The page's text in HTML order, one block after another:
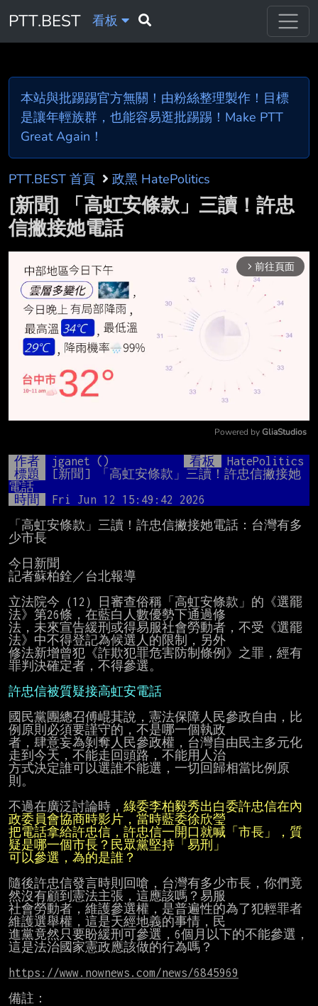
PTT.BEST 看板
本站與批踢踢官方無關！由粉絲整理製作！目標
是讓年輕族群，也能容易逛批踢踢！Make PTT
Great Again！
PTT.BEST 首頁 政黑 HatePolitics
[新聞] 「高虹安條款」三讀！許忠
信撇接她電話
arrow_forward_ios 前往頁面
Mute
Powered by GliaStudios
作者 jganet () 看板
HatePolitics
標題
[新聞] 「高虹安條款」三讀！許忠信撇接她
電話
時間
Fri Jun 12 15:49:42 2026
「高虹安條款」三讀！許忠信撇接她電話：台灣有多
少市長
今日新聞
記者蘇柏銓／台北報導
立法院今（12）日審查俗稱「高虹安條款」的《選罷
法》第26條，在藍白人數優勢下通過修
法，未來宣告緩刑或得易服社會勞動者，不受《選罷
法》中不得登記為候選人的限制，另外
修法新增曾犯《詐欺犯罪危害防制條例》之罪，經有
罪判決確定者，不得參選。
許忠信被質疑接高虹安電話
國民黨團總召傅崐萁說，憲法保障人民參政自由，比
例原則必須要謹守的，不是哪一個執政
者，肆意妄為剝奪人民參政權，台灣自由民主多元化
走到今天，不能走回頭路，不能用人治
方式決定誰可以選誰不能選，一切回歸相當比例原
則。
不過在廣泛討論時， 綠委李柏毅秀出白委許忠信在內
把電話拿給許忠信，許忠信一開口就喊「市長」，質
可以參選，為的是誰？
隨後許忠信發言時則回嗆，台灣有多少市長，你們竟
然沒有顧到憲法主張，這應該嗎？易服
社會勞動者，維護參選權，是普遍性的為了犯輕罪者
維護選舉權，這是天經地義的事情，民
進黨竟然只要盼緩刑可參選，6個月以下的不能參選，
這是法治國家憲政應該做的行為嗎？
https://www.nownews.com/news/6845969
備註：